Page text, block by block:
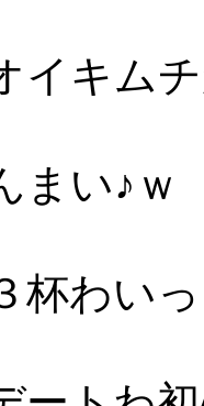
イキム
まい♪ｗ
杯わい